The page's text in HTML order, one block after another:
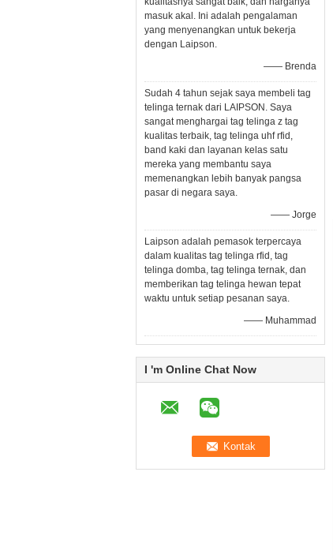
masuk akal. Ini adalah pengalaman
yang menyenangkan untuk bekerja
dengan Laipson.
—— Brenda
Sudah 4 tahun sejak saya membeli tag
telinga ternak dari LAIPSON. Saya
sangat menghargai tag telinga z tag
kualitas terbaik, tag telinga uhf rfid,
band kaki dan layanan kelas satu
mereka yang membantu saya
memenangkan lebih banyak pangsa
pasar di negara saya.
—— Jorge
Laipson adalah pemasok terpercaya
dalam kualitas tag telinga rfid, tag
telinga domba, tag telinga ternak, dan
memberikan tag telinga hewan tepat
waktu untuk setiap pesanan saya.
—— Muhammad
I 'm Online Chat Now